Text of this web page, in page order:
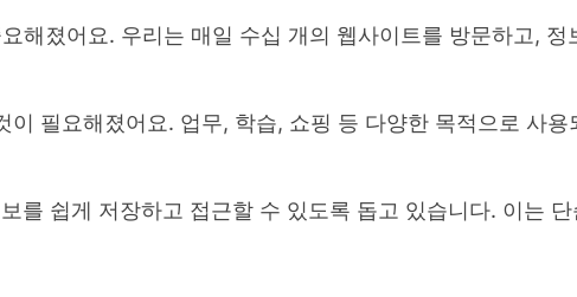
해졌어요. 우리는 매일 수십 개의 웹사이트를 방문하고, 정
필요해졌어요. 업무, 학습, 쇼핑 등 다양한 목적으로 사
를 쉽게 저장하고 접근할 수 있도록 돕고 있습니다. 이는